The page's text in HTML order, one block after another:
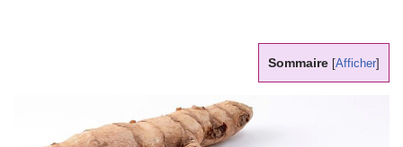
Sommaire [Afficher]